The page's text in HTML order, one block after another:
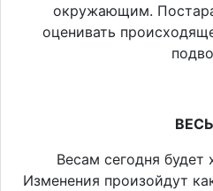
окружающим.
оценивать
Весам сегодня будет
Изменения произойдут